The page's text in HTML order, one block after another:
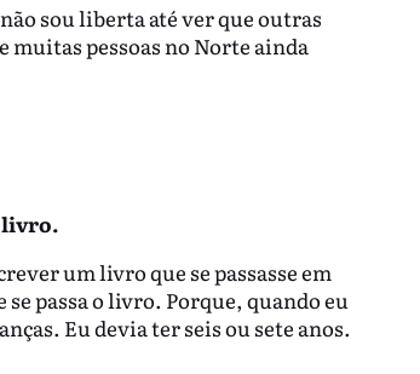
sou liberta até ver que outras
muitas pessoas no Norte ainda
livro.
um livro que se passasse em
passa o livro. Porque, quando eu
Eu devia ter seis ou sete anos.